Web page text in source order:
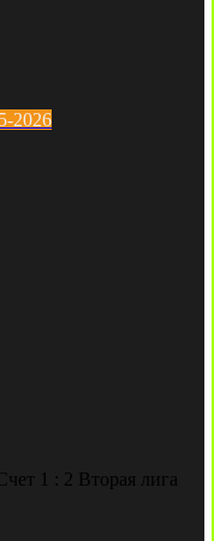
2026
1 : 2 Вторая лига